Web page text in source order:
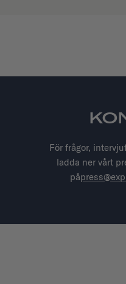
För frågor,
ladda ner vårt
på